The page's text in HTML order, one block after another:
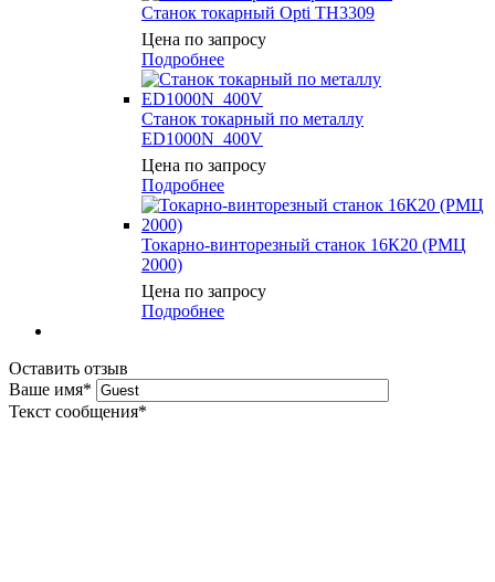
Станок токарный Opti TH3309
Цена по запросу
Подробнее
Станок токарный по металлу
ED1000N_400V
Цена по запросу
Подробнее
Токарно-винторезный станок 16К20 (РМЦ
2000)
Цена по запросу
Подробнее
Оставить отзыв
Ваше имя*
Текст сообщения*